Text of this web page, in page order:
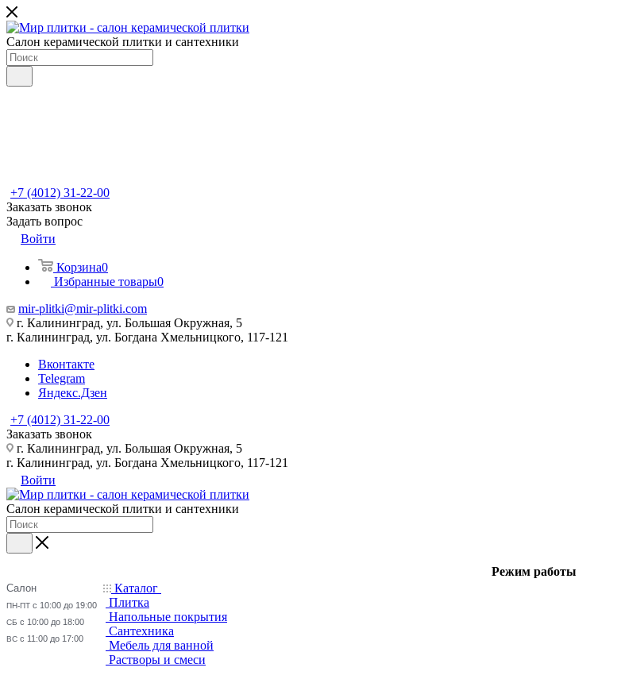
Салон керамической плитки и сантехники
+7 (4012) 31-22-00
Заказать звонок
Задать вопрос
Войти
Корзина0
Избранные товары0
mir-plitki@mir-plitki.com
г. Калининград, ул. Большая Окружная, 5
г. Калининград, ул. Богдана Хмельницкого, 117-121
Вконтакте
Telegram
Яндекс.Дзен
+7 (4012) 31-22-00
Заказать звонок
г. Калининград, ул. Большая Окружная, 5
г. Калининград, ул. Богдана Хмельницкого, 117-121
Войти
Салон керамической плитки и сантехники
Режим работы
Салон
ПН-ПТ с 10:00 до 19:00
СБ с 10:00 до 18:00
ВС с 11:00 до 17:00
Каталог
Плитка
Напольные покрытия
Сантехника
Мебель для ванной
Растворы и смеси